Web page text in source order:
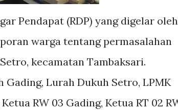
Pendapat (RDP) yang digelar oleh
warga tentang permasalahan
kecamatan Tambaksari.
Lurah Dukuh Setro, LPMK
RW 03 Gading, Ketua RT 02